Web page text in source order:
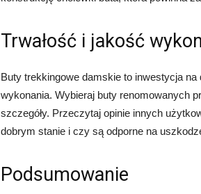
Trwałość i jakość
Buty trekkingowe damskie to inwestycja na
wykonania. Wybieraj buty renomowanych
szczegóły. Przeczytaj opinie innych
dobrym stanie i czy są odporne na
Podsumowanie